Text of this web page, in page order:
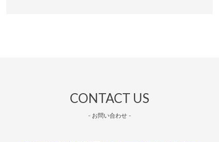
CONTACT US
- お問い合わせ -